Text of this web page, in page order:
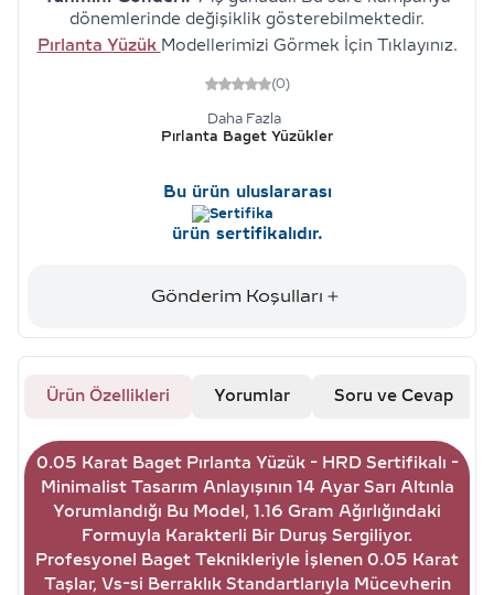
dönemlerinde değişiklik gösterebilmektedir.
Pırlanta Yüzük Modellerimizi Görmek İçin Tıklayınız.
(0)
Daha Fazla
Pırlanta Baget Yüzükler
Bu ürün uluslararası
ürün sertifikalıdır.
Gönderim Koşulları
Ürün Özellikleri Yorumlar Soru ve Cevap
0.05 Karat Baget Pırlanta Yüzük - HRD Sertifikalı -
Minimalist Tasarım Anlayışının 14 Ayar Sarı Altınla
Yorumlandığı Bu Model, 1.16 Gram Ağırlığındaki
Formuyla Karakterli Bir Duruş Sergiliyor.
Profesyonel Baget Teknikleriyle İşlenen 0.05 Karat
Taşlar, Vs-si Berraklık Standartlarıyla Mücevherin